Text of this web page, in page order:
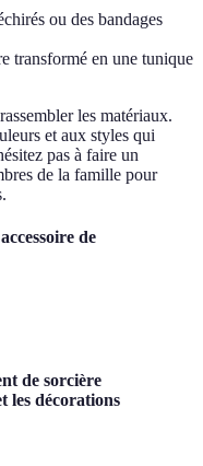
ou des bandages
transformé en une tunique
les matériaux.
et aux styles qui
pas à faire un
de la famille pour
de
de sorcière
les décorations